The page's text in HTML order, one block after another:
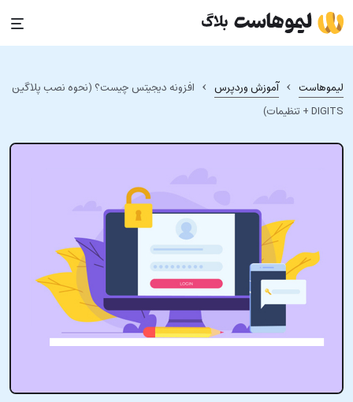
Skip
to
content
لیموهاست › آموزش وردپرس › افزونه دیجیتس چیست؟ (نحوه نصب پلاگین
DIGITS + تنظیمات)